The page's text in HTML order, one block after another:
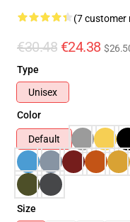
(7 customer
€30.48 €24.38
Type
Unisex
Color
Default
Size